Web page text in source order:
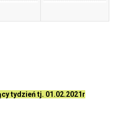
tydzień tj. 01.02.2021r